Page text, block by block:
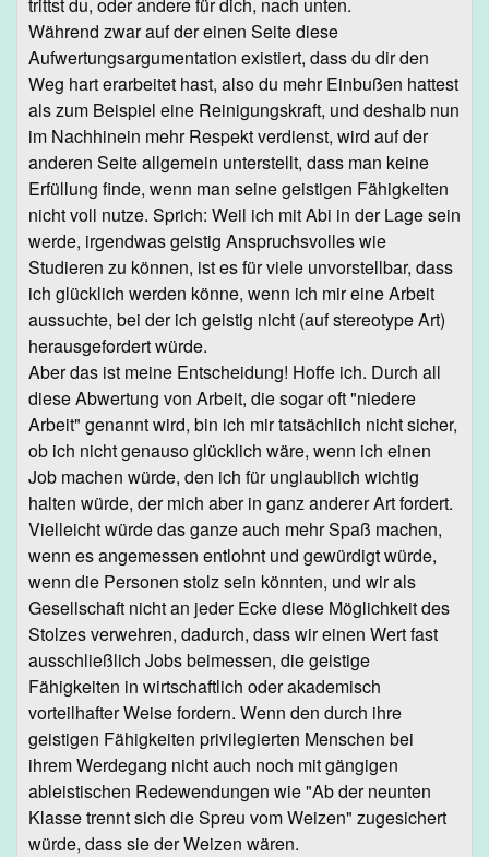
Während zwar auf der einen Seite diese
Aufwertungsargumentation existiert, dass du dir den
Weg hart erarbeitet hast, also du mehr Einbußen hattest
als zum Beispiel eine Reinigungskraft, und deshalb nun
im Nachhinein mehr Respekt verdienst, wird auf der
anderen Seite allgemein unterstellt, dass man keine
Erfüllung finde, wenn man seine geistigen Fähigkeiten
nicht voll nutze. Sprich: Weil ich mit Abi in der Lage sein
werde, irgendwas geistig Anspruchsvolles wie
Studieren zu können, ist es für viele unvorstellbar, dass
ich glücklich werden könne, wenn ich mir eine Arbeit
aussuchte, bei der ich geistig nicht (auf stereotype Art)
herausgefordert würde.
Aber das ist meine Entscheidung! Hoffe ich. Durch all
diese Abwertung von Arbeit, die sogar oft "niedere
Arbeit" genannt wird, bin ich mir tatsächlich nicht sicher,
ob ich nicht genauso glücklich wäre, wenn ich einen
Job machen würde, den ich für unglaublich wichtig
halten würde, der mich aber in ganz anderer Art fordert.
Vielleicht würde das ganze auch mehr Spaß machen,
wenn es angemessen entlohnt und gewürdigt würde,
wenn die Personen stolz sein könnten, und wir als
Gesellschaft nicht an jeder Ecke diese Möglichkeit des
Stolzes verwehren, dadurch, dass wir einen Wert fast
ausschließlich Jobs beimessen, die geistige
Fähigkeiten in wirtschaftlich oder akademisch
vorteilhafter Weise fordern. Wenn den durch ihre
geistigen Fähigkeiten privilegierten Menschen bei
ihrem Werdegang nicht auch noch mit gängigen
ableistischen Redewendungen wie "Ab der neunten
Klasse trennt sich die Spreu vom Weizen" zugesichert
würde, dass sie der Weizen wären.